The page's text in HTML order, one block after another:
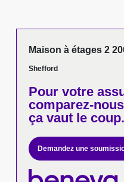
Maison à étages 2
Shefford
Pour votre
comparez-
ça vaut le coup.
Demandez une